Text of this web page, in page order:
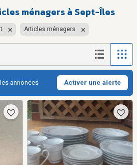
ménagers à Sept-Îles
Articles ménagers
annonces Activer une alerte